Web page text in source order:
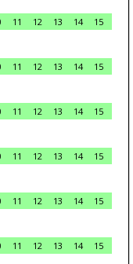
11 12 13 14
15
11 12 13 14
15
11 12 13 14
15
11 12 13 14
15
11 12 13 14
15
11 12 13 14
15